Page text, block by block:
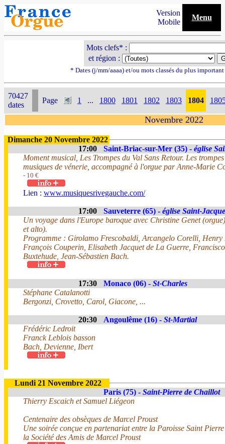
Version
Mobile
Menu
Mots clefs* :
et région :
* Dates (j/mm/aaaa) et/ou mots classés du plus
70427
dates
Page 1 ... 1800 1801 1802 1803 1804
Novembre 2022
Dimanche 20 Novembre 2022
17:00
Saint-Briac-sur-Mer (35) - église
Moment musical, Les Trompes du Val Sans Retour. Les
musiques de vénerie, accompagné à l'orgue par Anne-Marie
- 10 €
Lien : www.musiquesrivegauche.com/
17:00 Sauveterre (65) - église Saint-
Un voyage dans l'Europe baroque avec Christine Genet
et alto).
Programme : Girolamo Frescobaldi, Arcangelo Corelli, Henry
François Couperin, Elisabeth Jacquet de La Guerre,
Buxtehude, Jean-Sébastien Bach.
17:30 Monaco (06) - St-Charles
Stéphane Catalanotti
Bergonzi, Crovetto, Carol, Giacone, ...
20:30 Angoulême (16) - St-Martial
Frédéric Ledroit
Franck Leblois basson
Bach, Devienne, Ibert
Lundi 21 Novembre 2022
Paris (75) - Saint-Pierre de Chaillot
Thierry Escaich et Samuel Liégeon
Centenaire des obsèques de Marcel Proust
Une soirée conçue en partenariat entre la Paroisse Saint
la Société des Amis de Marcel Proust